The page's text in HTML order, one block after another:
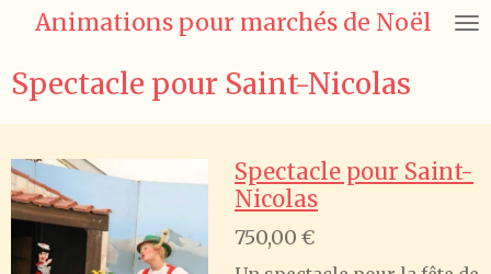
Passer
contenu
principal
Animations pour marchés de Noël
Spectacle pour Saint-Nicolas
Spectacle pour Saint-
Nicolas
750,00 €